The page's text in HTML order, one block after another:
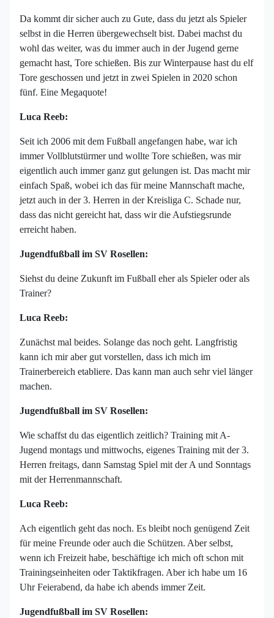
Da kommt dir sicher auch zu Gute, dass du jetzt als Spieler
selbst in die Herren übergewechselt bist. Dabei machst du
wohl das weiter, was du immer auch in der Jugend gerne
gemacht hast, Tore schießen. Bis zur Winterpause hast du elf
Tore geschossen und jetzt in zwei Spielen in 2020 schon
fünf. Eine Megaquote!
Luca Reeb:
Seit ich 2006 mit dem Fußball angefangen habe, war ich
immer Vollblutstürmer und wollte Tore schießen, was mir
eigentlich auch immer ganz gut gelungen ist. Das macht mir
einfach Spaß, wobei ich das für meine Mannschaft mache,
jetzt auch in der 3. Herren in der Kreisliga C. Schade nur,
dass das nicht gereicht hat, dass wir die Aufstiegsrunde
erreicht haben.
Jugendfußball im SV Rosellen:
Siehst du deine Zukunft im Fußball eher als Spieler oder als
Trainer?
Luca Reeb:
Zunächst mal beides. Solange das noch geht. Langfristig
kann ich mir aber gut vorstellen, dass ich mich im
Trainerbereich etabliere. Das kann man auch sehr viel länger
machen.
Jugendfußball im SV Rosellen:
Wie schaffst du das eigentlich zeitlich? Training mit A-
Jugend montags und mittwochs, eigenes Training mit der 3.
Herren freitags, dann Samstag Spiel mit der A und Sonntags
mit der Herrenmannschaft.
Luca Reeb:
Ach eigentlich geht das noch. Es bleibt noch genügend Zeit
für meine Freunde oder auch die Schützen. Aber selbst,
wenn ich Freizeit habe, beschäftige ich mich oft schon mit
Trainingseinheiten oder Taktikfragen. Aber ich habe um 16
Uhr Feierabend, da habe ich abends immer Zeit.
Jugendfußball im SV Rosellen: